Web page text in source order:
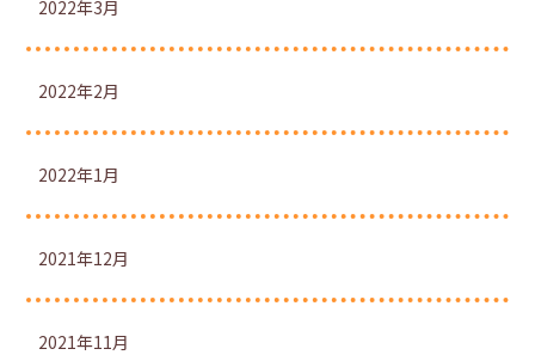
2022年3月
2022年2月
2022年1月
2021年12月
2021年11月